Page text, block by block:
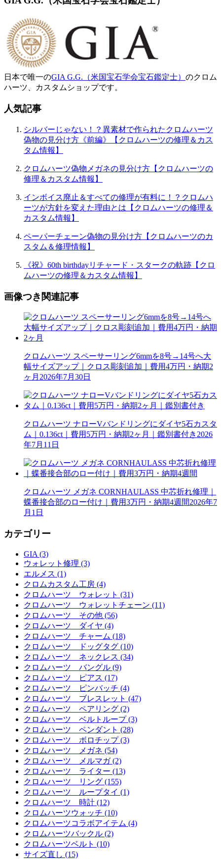
日本で唯一のGIA G.G.（米国宝石学会宝石鑑定士） のクロム
ハーツ、カスタムショップです。
人気記事
シルバーじゃない！？異素材で作られたクロムハーツ
偽物の見分け方《前編》【クロムハーツの修理＆カス
タム情報】
クロムハーツ偽物メガネの見分け方【クロムハーツの
修理＆カスタム情報】
インボイス廃止＆すべての修理が有料に！？クロムハ
ーツが方針を変えた理由とは【クロムハーツの修理＆
カスタム情報】
ペーパーチェーン偽物の見分け方【クロムハーツのカ
スタム＆修理情報】
《祝》60th birthdayリチャード・スタークの軌跡【クロ
ムハーツの修理＆カスタム情報】
画像つき関連記事
クロムハーツ スペーサーリング6mmを8号→14号へ大
幅サイズアップ｜クロス彫刻追加｜費用4万円・納期2
ヶ月 2026年7月30日
クロムハーツ ナローVバンドリングにダイヤ5石カスタ
ム｜0.136ct｜費用5万円・納期2ヶ月｜鑑別書付き 2026
年7月11日
クロムハーツ メガネ CORNHAULASS 中芯折れ修理｜
蝶番接合部のロー付け｜費用3万円・納期4週間2026年7
月1日
カテゴリー
GIA (3)
ウォレット修理 (3)
エルメス (1)
クロムカスタム工房 (4)
クロムハーツ ウォレット (31)
クロムハーツ ウォレットチェーン (11)
クロムハーツ その他 (56)
クロムハーツ ダイヤ (4)
クロムハーツ チャーム (18)
クロムハーツ ドッグタグ (10)
クロムハーツ ネックレス (34)
クロムハーツ バングル (9)
クロムハーツ ピアス (17)
クロムハーツ ピンバッチ (4)
クロムハーツ ブレスレット (47)
クロムハーツ ペアリング (2)
クロムハーツ ベルトループ (3)
クロムハーツ ペンダント (28)
クロムハーツ ボロチップ (3)
クロムハーツ メガネ (54)
クロムハーツ メルマガ (2)
クロムハーツ ライター (13)
クロムハーツ リング (155)
クロムハーツ ループタイ (1)
クロムハーツ 時計 (12)
クロムハーツウォッチ (10)
クロムハーツコラボアイテム (4)
クロムハーツバックル (2)
クロムハーツベルト (10)
サイズ直し (15)